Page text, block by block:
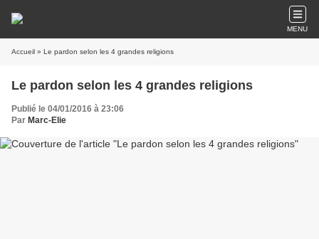
MENU
Accueil » Le pardon selon les 4 grandes religions
Le pardon selon les 4 grandes religions
Publié le 04/01/2016 à 23:06
Par Marc-Elie